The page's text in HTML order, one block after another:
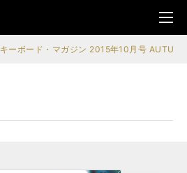
メニ
ュ
キーボード・マガジン 2015年10月号